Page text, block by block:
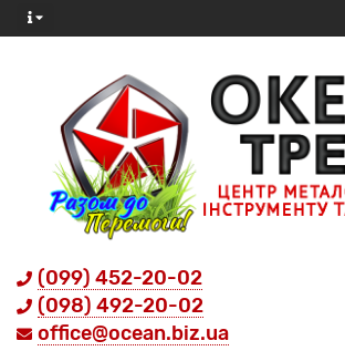
(099) 452-20-02
(098) 492-20-02
office@ocean.biz.ua